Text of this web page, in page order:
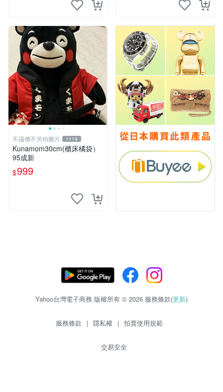
不議價不另拍圖片 1114
Kunamom30cm(櫃床橘袋）
95成新
$999
Yahoo台灣電子商務 版權所有 © 2026 服務條款(更新)
服務條款 | 隱私權 | 拍賣使用規範
交易安全